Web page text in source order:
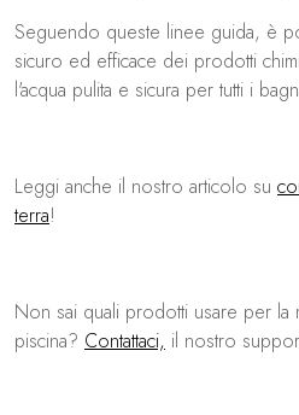
Seguendo queste linee guida, è
sicuro ed efficace dei prodotti
l'acqua pulita e sicura per tutti i
Leggi anche il nostro articolo su
terra!
Non sai quali prodotti usare per la
piscina? Contattaci, il nostro